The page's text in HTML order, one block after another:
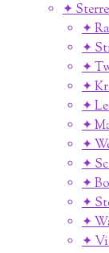
✦
✦
✦
✦
✦
✦
✦
✦
✦
✦
✦
✦
✦